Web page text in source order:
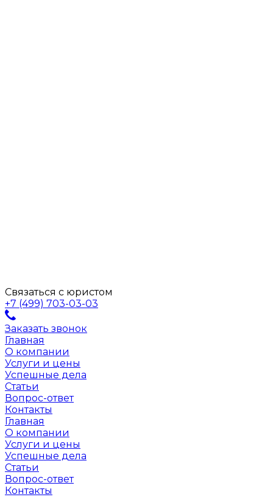
Связаться с юристом
+7 (499) 703-03-03
Заказать звонок
Главная
О компании
Услуги и цены
Успешные дела
Статьи
Вопрос-ответ
Контакты
Главная
О компании
Услуги и цены
Успешные дела
Статьи
Вопрос-ответ
Контакты